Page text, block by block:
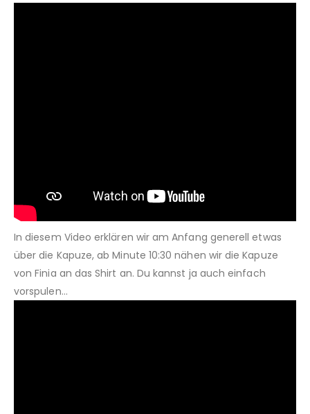
In diesem Video erklären wir am Anfang generell etwas
über die Kapuze, ab Minute 10:30 nähen wir die Kapuze
von Finia an das Shirt an. Du kannst ja auch einfach
vorspulen…